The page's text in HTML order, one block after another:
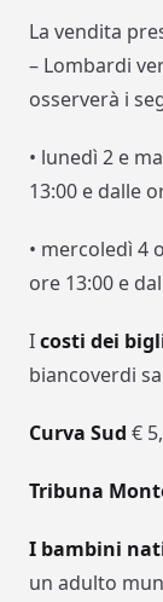
La vendita
– Lombardi
osserverà i
• lunedì 2 e
13:00 e dalle
• mercoledì 4
ore 13:00 e
Icosti dei
biancoverdi
Curva Sud €
Tribuna
I bambini
un adulto